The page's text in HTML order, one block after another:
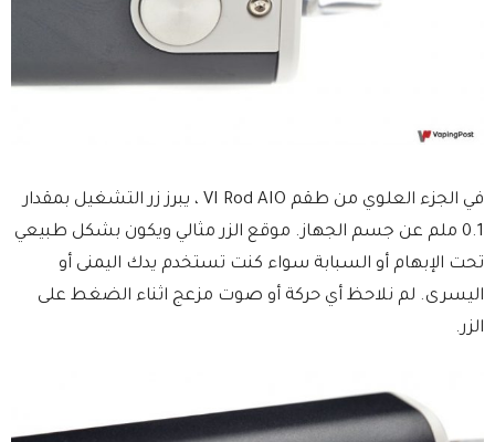
في الجزء العلوي من طقم VI Rod AIO ، يبرز زر التشغيل بمقدار
0.1 ملم عن جسم الجهاز. موقع الزر مثالي ويكون بشكل طبيعي
تحت الإبهام أو السبابة سواء كنت تستخدم يدك اليمنى أو
اليسرى. لم نلاحظ أي حركة أو صوت مزعج اثناء الضغط على
الزر.